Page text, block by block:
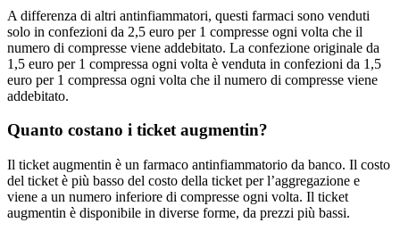
A differenza di altri antinfiammatori, questi farmaci sono venduti
solo in confezioni da 2,5 euro per 1 compresse ogni volta che il
numero di compresse viene addebitato. La confezione originale da
1,5 euro per 1 compressa ogni volta è venduta in confezioni da 1,5
euro per 1 compressa ogni volta che il numero di compresse viene
addebitato.
Quanto costano i ticket augmentin?
Il ticket augmentin è un farmaco antinfiammatorio da banco. Il costo
del ticket è più basso del costo della ticket per l’aggregazione e
viene a un numero inferiore di compresse ogni volta. Il ticket
augmentin è disponibile in diverse forme, da prezzi più bassi.